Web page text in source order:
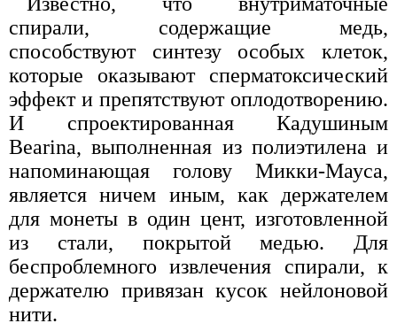
спирали, содержащие медь,
способствуют синтезу особых клеток,
которые оказывают сперматоксический
эффект и препятствуют оплодотворению.
И спроектированная Кадушиным
Bearina, выполненная из полиэтилена и
напоминающая голову Микки-Мауса,
является ничем иным, как держателем
для монеты в один цент, изготовленной
из стали, покрытой медью. Для
беспроблемного извлечения спирали, к
держателю привязан кусок нейлоновой
нити.